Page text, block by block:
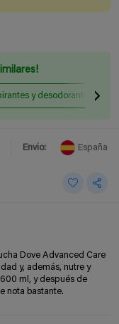
y desodorantes
Envio: España
Dove Advanced Care
y, además, nutre y
ml, y después de
nota bastante.